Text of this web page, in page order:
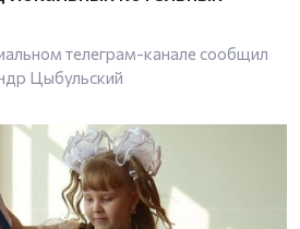
телеграм-канале сообщил
Цыбульский